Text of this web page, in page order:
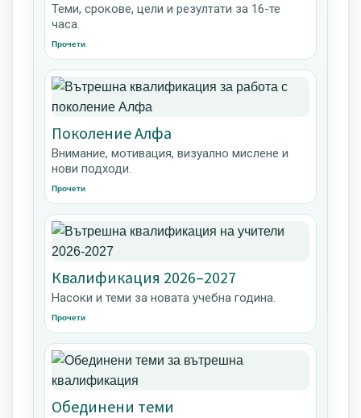
Теми, срокове, цели и резултати за 16-те
часа.
Прочети
Поколение Алфа
Внимание, мотивация, визуално мислене и
нови подходи.
Прочети
Квалификация 2026–2027
Насоки и теми за новата учебна година.
Прочети
Обединени теми